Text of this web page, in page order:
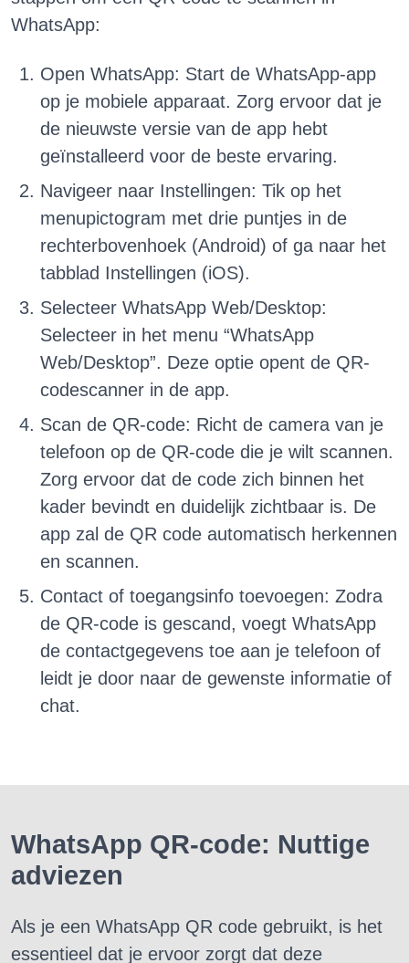
WhatsApp:
Open WhatsApp: Start de WhatsApp-app
op je mobiele apparaat. Zorg ervoor dat je
de nieuwste versie van de app hebt
geïnstalleerd voor de beste ervaring.
Navigeer naar Instellingen: Tik op het
menupictogram met drie puntjes in de
rechterbovenhoek (Android) of ga naar het
tabblad Instellingen (iOS).
Selecteer WhatsApp Web/Desktop:
Selecteer in het menu “WhatsApp
Web/Desktop”. Deze optie opent de QR-
codescanner in de app.
Scan de QR-code: Richt de camera van je
telefoon op de QR-code die je wilt scannen.
Zorg ervoor dat de code zich binnen het
kader bevindt en duidelijk zichtbaar is. De
app zal de QR code automatisch herkennen
en scannen.
Contact of toegangsinfo toevoegen: Zodra
de QR-code is gescand, voegt WhatsApp
de contactgegevens toe aan je telefoon of
leidt je door naar de gewenste informatie of
chat.
WhatsApp QR-code: Nuttige
adviezen
Als je een WhatsApp QR code gebruikt, is het
essentieel dat je ervoor zorgt dat deze